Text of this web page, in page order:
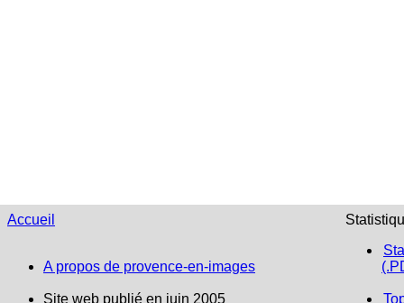
Accueil
A propos de provence-en-images
Site web publié en juin 2005